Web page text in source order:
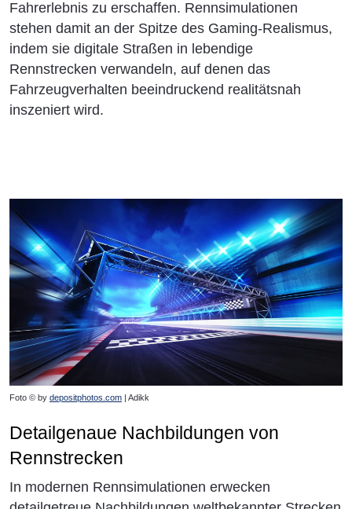
Fahrerlebnis zu erschaffen. Rennsimulationen
stehen damit an der Spitze des Gaming-Realismus,
indem sie digitale Straßen in lebendige
Rennstrecken verwandeln, auf denen das
Fahrzeugverhalten beeindruckend realitätsnah
inszeniert wird.
Foto © by depositphotos.com | Adikk
Detailgenaue Nachbildungen von
Rennstrecken
In modernen Rennsimulationen erwecken